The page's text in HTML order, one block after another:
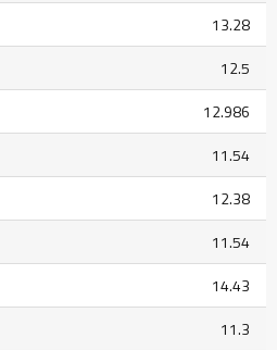
13.28
12.5
12.986
11.54
12.38
11.54
14.43
11.3